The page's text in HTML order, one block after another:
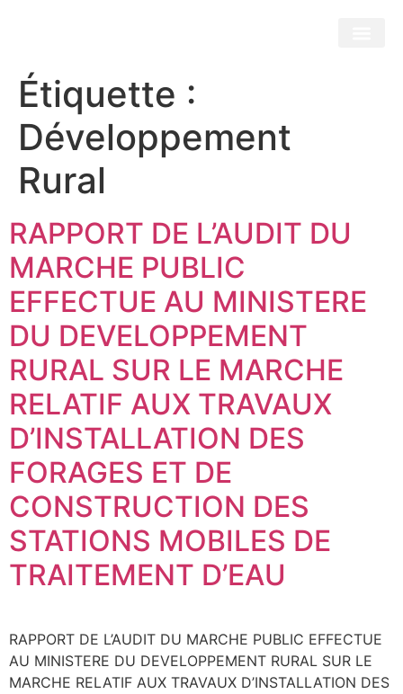
Étiquette :
Développement
Rural
RAPPORT DE L’AUDIT DU
MARCHE PUBLIC
EFFECTUE AU MINISTERE
DU DEVELOPPEMENT
RURAL SUR LE MARCHE
RELATIF AUX TRAVAUX
D’INSTALLATION DES
FORAGES ET DE
CONSTRUCTION DES
STATIONS MOBILES DE
TRAITEMENT D’EAU
RAPPORT DE L’AUDIT DU MARCHE PUBLIC EFFECTUE
AU MINISTERE DU DEVELOPPEMENT RURAL SUR LE
MARCHE RELATIF AUX TRAVAUX D’INSTALLATION DES